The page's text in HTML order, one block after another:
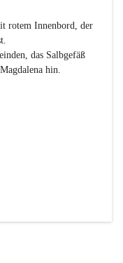
rotem Innenbord, der
das Salbgefäß